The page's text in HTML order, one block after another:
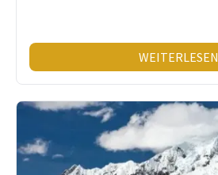
WEITERLESEN